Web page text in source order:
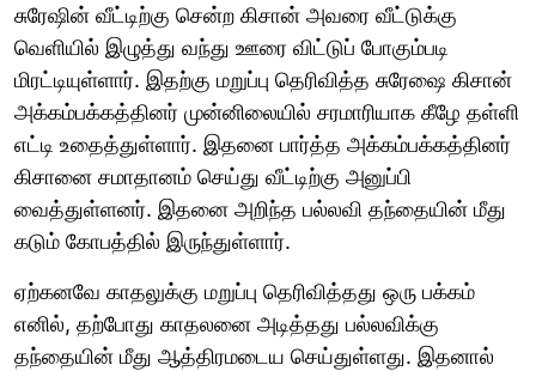
சுரேஷின் வீட்டிற்கு சென்ற கிசான் அவரை வீட்டுக்கு
வெளியில் இழுத்து வந்து ஊரை விட்டுப் போகும்படி
மிரட்டியுள்ளார். இதற்கு மறுப்பு தெரிவித்த சுரேஷை கிசான்
அக்கம்பக்கத்தினர் முன்னிலையில் சரமாரியாக கீழே தள்ளி
எட்டி உதைத்துள்ளார். இதனை பார்த்த அக்கம்பக்கத்தினர்
கிசானை சமாதானம் செய்து வீட்டிற்கு அனுப்பி
வைத்துள்ளனர். இதனை அறிந்த பல்லவி தந்தையின் மீது
கடும் கோபத்தில் இருந்துள்ளார்.
ஏற்கனவே காதலுக்கு மறுப்பு தெரிவித்தது ஒரு பக்கம்
எனில், தற்போது காதலனை அடித்தது பல்லவிக்கு
தந்தையின் மீது ஆத்திரமடைய செய்துள்ளது. இதனால்